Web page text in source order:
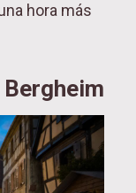
hora más